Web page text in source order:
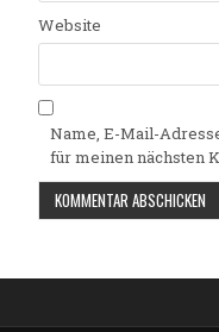
Website
Name, E-Mail-
für meinen nächsten